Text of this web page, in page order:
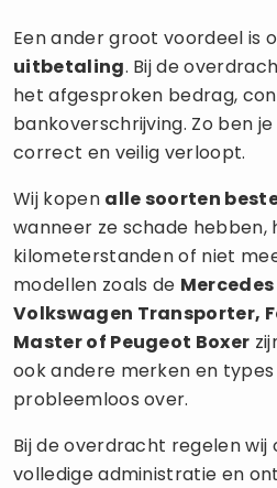
Een ander groot voordeel is
uitbetaling. Bij de
het afgesproken bedrag,
bankoverschrijving. Zo ben
correct en veilig verloopt.
Wij kopen alle soorten
wanneer ze schade hebben,
kilometerstanden of niet
modellen zoals de
Volkswagen Transporter,
Master of Peugeot Boxer
ook andere merken en
probleemloos over.
Bij de overdracht regelen wij
volledige administratie en